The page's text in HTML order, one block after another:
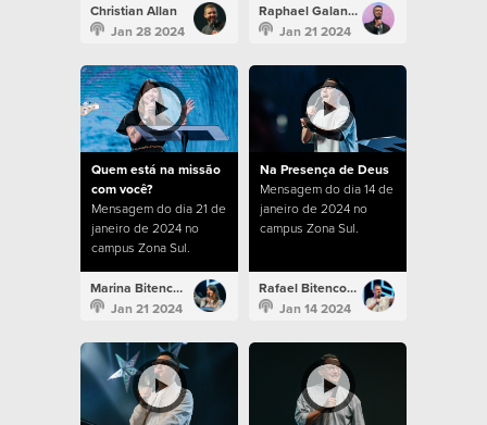
Christian Allan
Jan 28 2024
Raphael Galante
Jan 21 2024
Quem está na missão
com você?
Mensagem do dia 21 de
janeiro de 2024 no
campus Zona Sul.
Marina Bitencourt
Jan 21 2024
Na Presença de Deus
Mensagem do dia 14 de
janeiro de 2024 no
campus Zona Sul.
Rafael Bitencourt
Jan 14 2024